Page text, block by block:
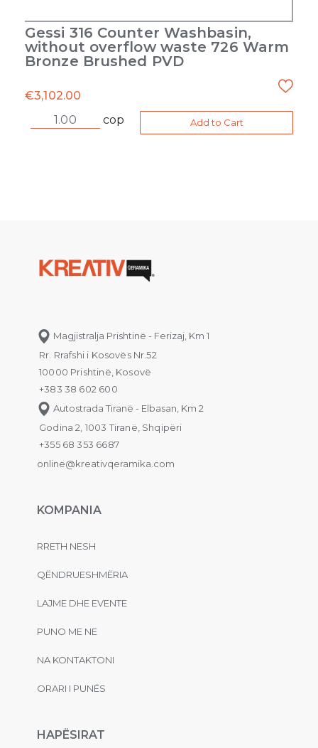
Gessi 316 Counter Washbasin,
without overflow waste 726 Warm
Bronze Brushed PVD
€3,102.00
cop
Add to Cart
Magjistralja Prishtinë - Ferizaj, Km 1
Rr. Rrafshi i Kosovës Nr.52
10000 Prishtinë, Kosovë
+383 38 602 600
Autostrada Tiranë - Elbasan, Km 2
Godina 2, 1003 Tiranë, Shqipëri
+355 68 353 6687
online@kreativqeramika.com
KOMPANIA
RRETH NESH
QËNDRUESHMËRIA
LAJME DHE EVENTE
PUNO ME NE
NA KONTAKTONI
ORARI I PUNËS
HAPËSIRAT